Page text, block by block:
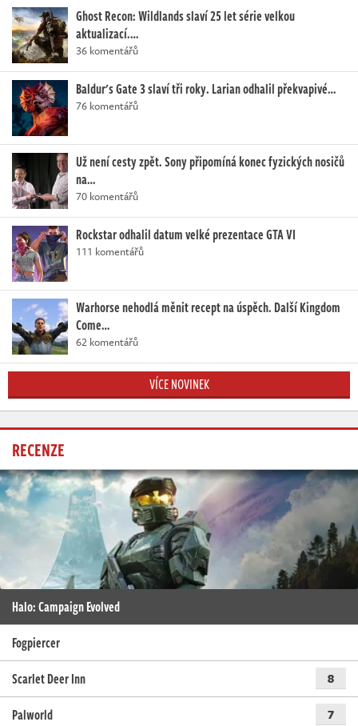
Ghost Recon: Wildlands slaví 25 let série velkou
aktualizací.…
36 komentářů
Baldur's Gate 3 slaví tři roky. Larian odhalil překvapivé…
76 komentářů
Už není cesty zpět. Sony připomíná konec fyzických nosičů
na…
70 komentářů
Rockstar odhalil datum velké prezentace GTA VI
111 komentářů
Warhorse nehodlá měnit recept na úspěch. Další Kingdom
Come…
62 komentářů
VÍCE NOVINEK
RECENZE
Halo: Campaign Evolved
Fogpiercer
Scarlet Deer Inn
8
Palworld 7